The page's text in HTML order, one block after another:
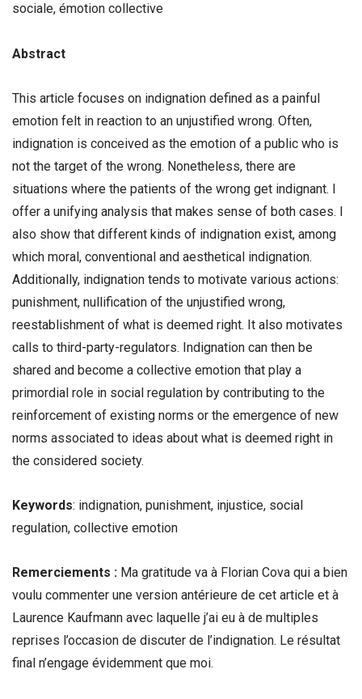
sociale, émotion collective
Abstract
This article focuses on indignation defined as a painful
emotion felt in reaction to an unjustified wrong. Often,
indignation is conceived as the emotion of a public who is
not the target of the wrong. Nonetheless, there are
situations where the patients of the wrong get indignant. I
offer a unifying analysis that makes sense of both cases. I
also show that different kinds of indignation exist, among
which moral, conventional and aesthetical indignation.
Additionally, indignation tends to motivate various actions:
punishment, nullification of the unjustified wrong,
reestablishment of what is deemed right. It also motivates
calls to third-party-regulators. Indignation can then be
shared and become a collective emotion that play a
primordial role in social regulation by contributing to the
reinforcement of existing norms or the emergence of new
norms associated to ideas about what is deemed right in
the considered society.
Keywords: indignation, punishment, injustice, social
regulation, collective emotion
Remerciements : Ma gratitude va à Florian Cova qui a bien
voulu commenter une version antérieure de cet article et à
Laurence Kaufmann avec laquelle j’ai eu à de multiples
reprises l’occasion de discuter de l’indignation. Le résultat
final n’engage évidemment que moi.